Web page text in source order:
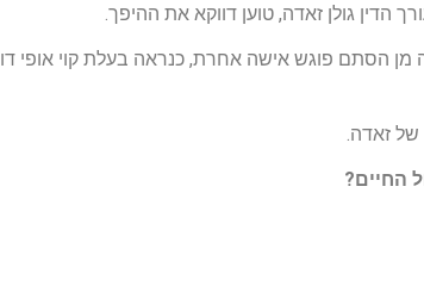
גולן זאדה, טוען דווקא את ההיפך.
הסתם פוגש אישה אחרת, כנראה בעלת קוי אופי
זאדה.
החיים?